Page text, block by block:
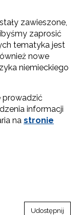
zawieszone,
zaprosić
tematyka jest
nowe
niemieckiego
prowadzić
informacji
na stronie
Udostępnij